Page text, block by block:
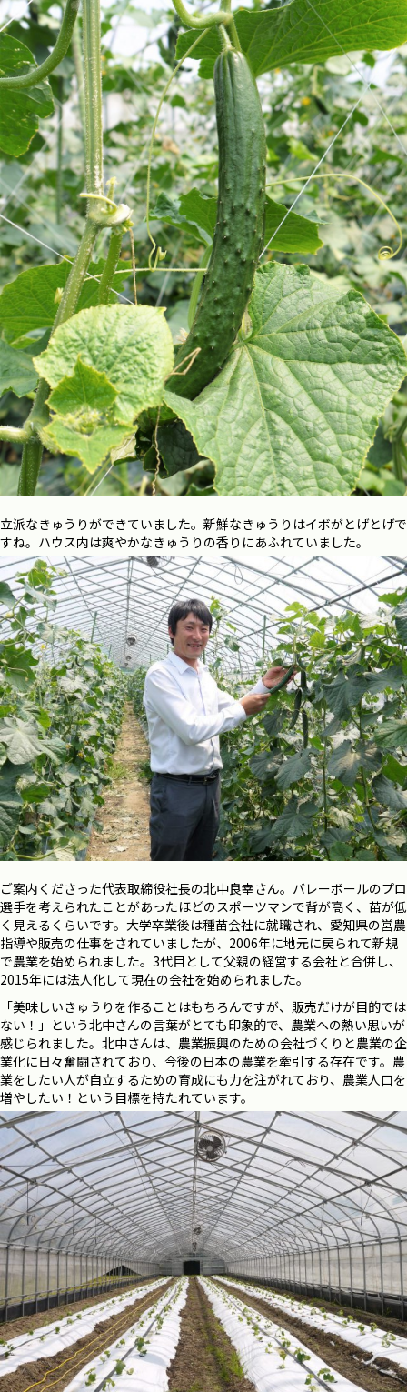
立派なきゅうりができていました。新鮮なきゅうりはイボがとげとげで
すね。ハウス内は爽やかなきゅうりの香りにあふれていました。
ご案内くださった代表取締役社長の北中良幸さん。バレーボールのプロ
選手を考えられたことがあったほどのスポーツマンで背が高く、苗が低
く見えるくらいです。大学卒業後は種苗会社に就職され、愛知県の営農
指導や販売の仕事をされていましたが、2006年に地元に戻られて新規
で農業を始められました。3代目として父親の経営する会社と合併し、
2015年には法人化して現在の会社を始められました。
「美味しいきゅうりを作ることはもちろんですが、販売だけが目的では
ない！」という北中さんの言葉がとても印象的で、農業への熱い思いが
感じられました。北中さんは、農業振興のための会社づくりと農業の企
業化に日々奮闘されており、今後の日本の農業を牽引する存在です。農
業をしたい人が自立するための育成にも力を注がれており、農業人口を
増やしたい！という目標を持たれています。